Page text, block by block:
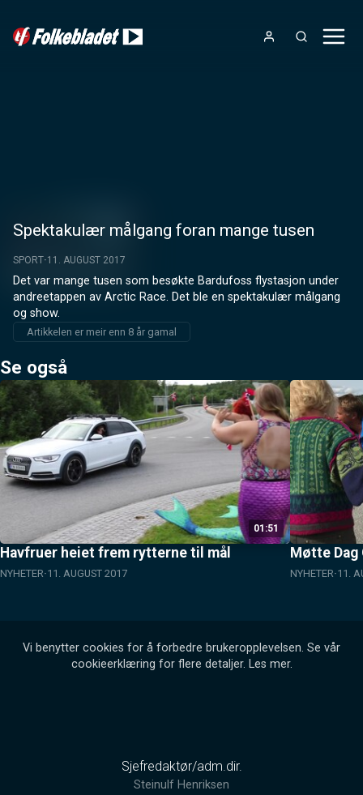
Spektakulær målgang foran mange tusen
SPORT 11. AUGUST 2017
Det var mange tusen som besøkte Bardufoss flystasjon under
andreetappen av Arctic Race. Det ble en spektakulær målgang
og show.
Artikkelen er meir enn 8 år gamal
Se også
01:51
Havfruer heiet frem rytterne til mål
NYHETER 11. AUGUST 2017
Møtte
NYHETER 11.
Vi benytter cookies for å forbedre brukeropplevelsen. Se vår
cookieerklæring for flere detaljer. Les mer.
Sjefredaktør/adm.dir.
Steinulf Henriksen